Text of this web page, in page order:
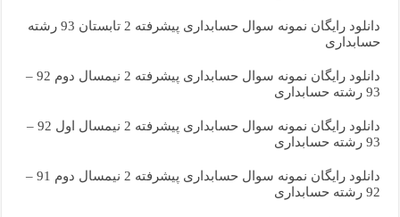
دانلود رایگان نمونه سوال حسابداری پیشرفته 2 تابستان 93 رشته
حسابداری
دانلود رایگان نمونه سوال حسابداری پیشرفته 2 نیمسال دوم 92 –
93 رشته حسابداری
دانلود رایگان نمونه سوال حسابداری پیشرفته 2 نیمسال اول 92 –
93 رشته حسابداری
دانلود رایگان نمونه سوال حسابداری پیشرفته 2 نیمسال دوم 91 –
92 رشته حسابداری